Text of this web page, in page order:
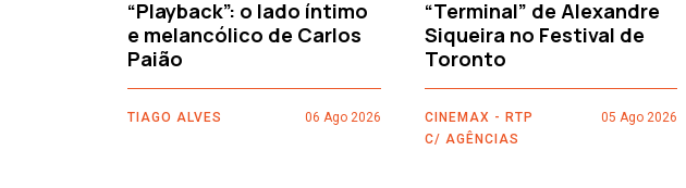
“Playback”: o lado íntimo
e melancólico de Carlos
Paião
TIAGO ALVES 06 Ago 2026
“Terminal” de Alexandre
Siqueira no Festival de
Toronto
CINEMAX - RTP
C/ AGÊNCIAS
05 Ago 2026